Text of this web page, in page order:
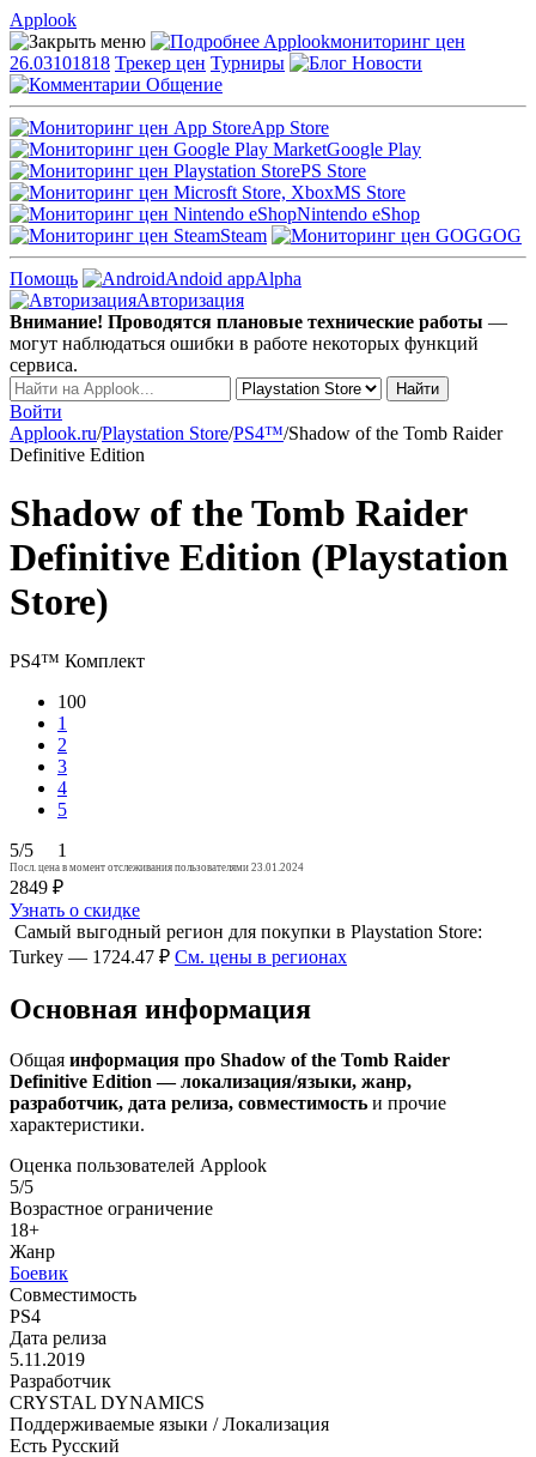
Applook
Applookмониторинг цен
26.03101818 Трекер цен Турниры
Новости
Общение
App Store
Google Play
PS Store
MS Store
Nintendo eShop
Steam
GOG
Помощь Andoid appAlpha
Авторизация
Внимание! Проводятся плановые технические работы —
могут наблюдаться ошибки в работе некоторых функций
сервиса.
Войти
Applook.ru/Playstation Store/PS4™/Shadow of the Tomb Raider
Definitive Edition
Shadow of the Tomb Raider
Definitive Edition (Playstation
Store)
PS4™ Комплект
100
1
2
3
4
5
5/5 1
Посл. цена в момент отслеживания пользователями 23.01.2024
2849 ₽
Узнать о скидке
Самый выгодный регион для покупки в Playstation Store:
Turkey — 1724.47 ₽ См. цены в регионах
Основная информация
Общая информация про Shadow of the Tomb Raider
Definitive Edition — локализация/языки, жанр,
разработчик, дата релиза, совместимость и прочие
характеристики.
Оценка пользователей Applook
5/5
Возрастное ограничение
18+
Жанр
Боевик
Совместимость
PS4
Дата релиза
5.11.2019
Разработчик
CRYSTAL DYNAMICS
Поддерживаемые языки / Локализация
Есть Русский